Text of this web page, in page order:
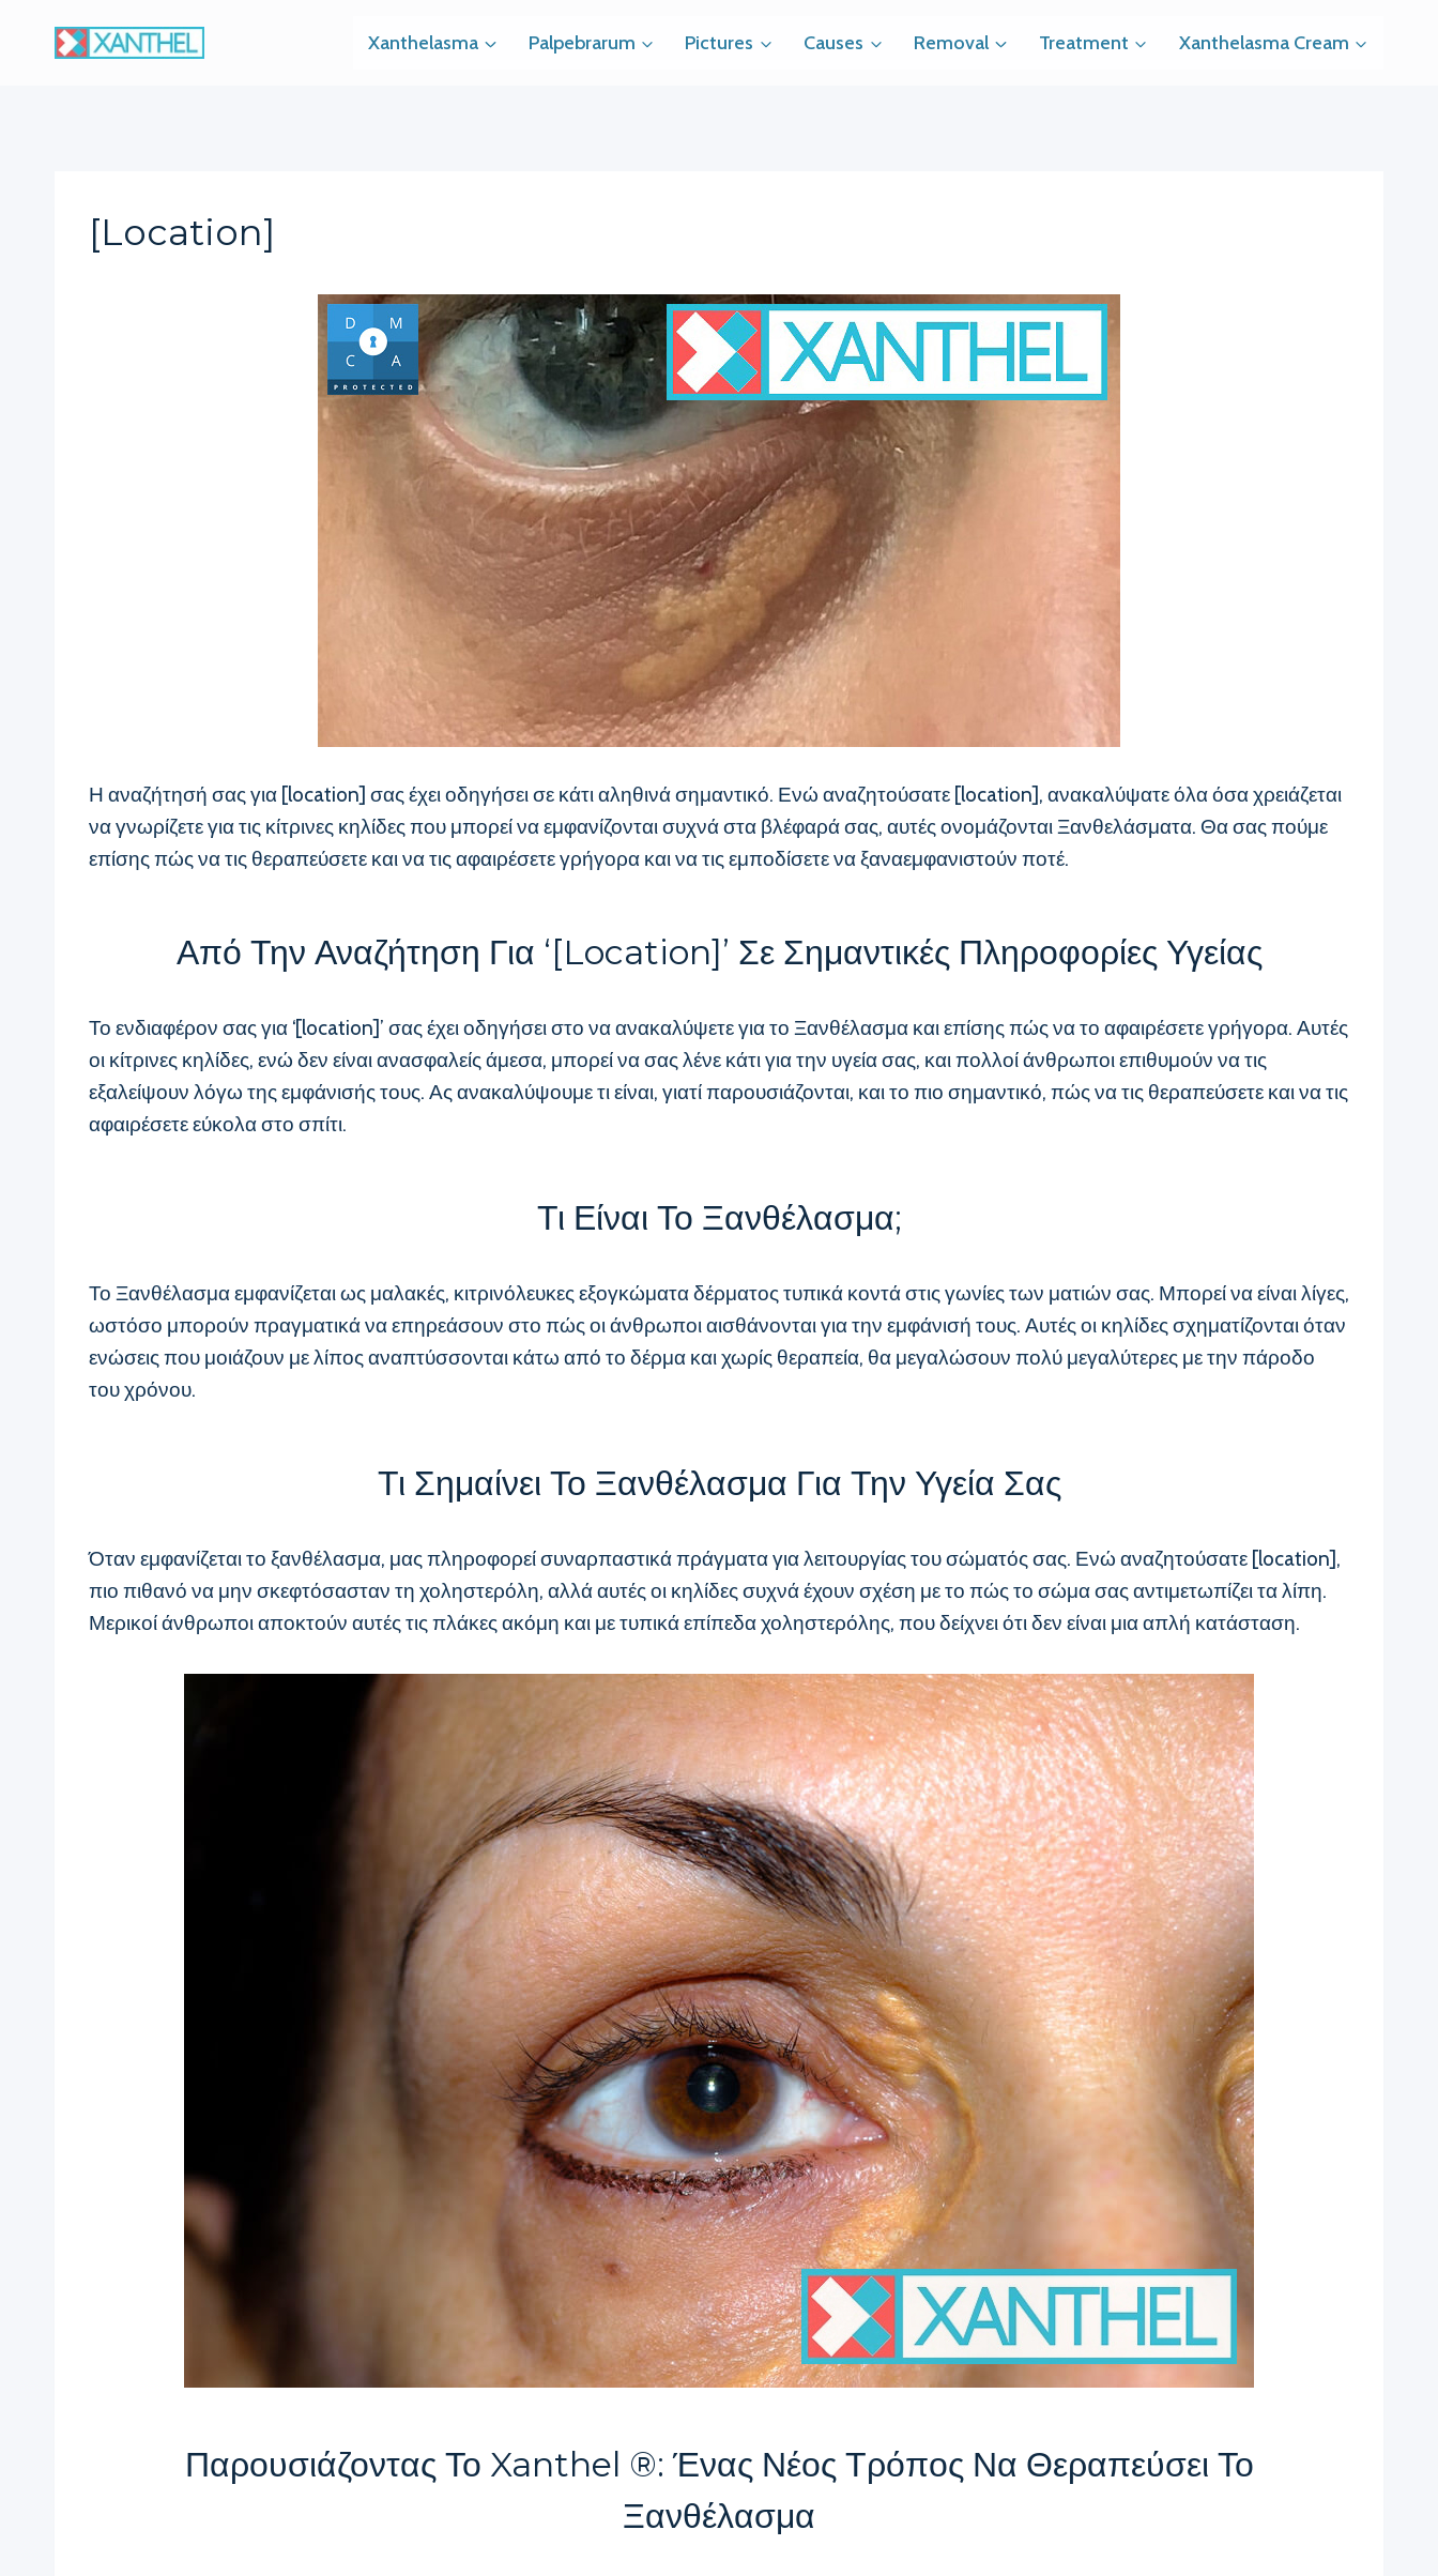
Xanthelasma Palpebrarum Pictures Causes Removal Treatment Xanthelasma Cream
[location]
Η αναζήτησή σας για [location] σας έχει οδηγήσει σε κάτι αληθινά σημαντικό. Ενώ αναζητούσατε [location], ανακαλύψατε όλα όσα χρειάζεται
να γνωρίζετε για τις κίτρινες κηλίδες που μπορεί να εμφανίζονται συχνά στα βλέφαρά σας, αυτές ονομάζονται Ξανθελάσματα. Θα σας πούμε
επίσης πώς να τις θεραπεύσετε και να τις αφαιρέσετε γρήγορα και να τις εμποδίσετε να ξαναεμφανιστούν ποτέ.
Από Την Αναζήτηση Για ‘[location]’ Σε Σημαντικές Πληροφορίες Υγείας
Το ενδιαφέρον σας για ‘[location]’ σας έχει οδηγήσει στο να ανακαλύψετε για το Ξανθέλασμα και επίσης πώς να το αφαιρέσετε γρήγορα. Αυτές
οι κίτρινες κηλίδες, ενώ δεν είναι ανασφαλείς άμεσα, μπορεί να σας λένε κάτι για την υγεία σας, και πολλοί άνθρωποι επιθυμούν να τις
εξαλείψουν λόγω της εμφάνισής τους. Ας ανακαλύψουμε τι είναι, γιατί παρουσιάζονται, και το πιο σημαντικό, πώς να τις θεραπεύσετε και να τις
αφαιρέσετε εύκολα στο σπίτι.
Τι Είναι Το Ξανθέλασμα;
Το Ξανθέλασμα εμφανίζεται ως μαλακές, κιτρινόλευκες εξογκώματα δέρματος τυπικά κοντά στις γωνίες των ματιών σας. Μπορεί να είναι λίγες,
ωστόσο μπορούν πραγματικά να επηρεάσουν στο πώς οι άνθρωποι αισθάνονται για την εμφάνισή τους. Αυτές οι κηλίδες σχηματίζονται όταν
ενώσεις που μοιάζουν με λίπος αναπτύσσονται κάτω από το δέρμα και χωρίς θεραπεία, θα μεγαλώσουν πολύ μεγαλύτερες με την πάροδο
του χρόνου.
Τι Σημαίνει Το Ξανθέλασμα Για Την Υγεία Σας
Όταν εμφανίζεται το ξανθέλασμα, μας πληροφορεί συναρπαστικά πράγματα για λειτουργίας του σώματός σας. Ενώ αναζητούσατε [location],
πιο πιθανό να μην σκεφτόσασταν τη χοληστερόλη, αλλά αυτές οι κηλίδες συχνά έχουν σχέση με το πώς το σώμα σας αντιμετωπίζει τα λίπη.
Μερικοί άνθρωποι αποκτούν αυτές τις πλάκες ακόμη και με τυπικά επίπεδα χοληστερόλης, που δείχνει ότι δεν είναι μια απλή κατάσταση.
Παρουσιάζοντας Το Xanthel ®: Ένας Νέος Τρόπος Να Θεραπεύσει Το
Ξανθέλασμα